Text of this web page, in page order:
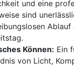
und eine
sind
Ablauf
Können: Ein
von Licht,